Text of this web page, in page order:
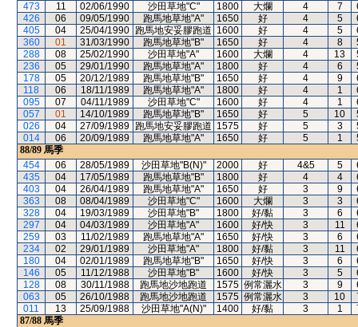
473
11 02/06/1990 沙田草地"C" 1800 大爛 4 7
426
06 09/05/1990 跑馬地草地"A" 1650 好 4 5
405
04 25/04/1990 跑馬地安妥膠跑道 1600 好 4 5
360
01 31/03/1990 跑馬地草地"B" 1650 好 4 8
288
08 25/02/1990 沙田草地"A" 1600 大爛 4 13
236
05 29/01/1990 跑馬地草地"A" 1800 好 4 6
178
05 20/12/1989 跑馬地草地"B" 1650 好 4 9
118
06 18/11/1989 跑馬地草地"A" 1800 好 4 1
095
07 04/11/1989 沙田草地"C" 1600 好 4 1
057
01 14/10/1989 跑馬地草地"B" 1650 好 5 10
026
04 27/09/1989 跑馬地安妥膠跑道 1575 好 5 3
014
06 20/09/1989 跑馬地草地"A" 1650 好 5 1
88/89 馬季
454
06 28/05/1989 沙田草地"B(N)" 2000 好 4&5 5
435
04 17/05/1989 跑馬地草地"B" 1800 好 4 4
403
04 26/04/1989 跑馬地草地"A" 1650 好 3 9
363
08 08/04/1989 沙田草地"C" 1600 大爛 3 3
328
04 19/03/1989 沙田草地"B" 1800 好/黏 3 6
297
04 04/03/1989 沙田草地"A" 1600 好/快 3 11
259
03 11/02/1989 跑馬地草地"A" 1650 好/快 3 6
234
02 29/01/1989 沙田草地"A" 1800 好/黏 3 11
180
04 02/01/1989 跑馬地草地"B" 1650 好/快 3 6
146
05 11/12/1988 沙田草地"B" 1600 好/快 3 5
128
08 30/11/1988 跑馬地沙地跑道 1575 例常灑水 3 9
063
05 26/10/1988 跑馬地沙地跑道 1575 例常灑水 3 10
011
13 25/09/1988 沙田草地"A(N)" 1400 好/黏 3 1
87/88 馬季